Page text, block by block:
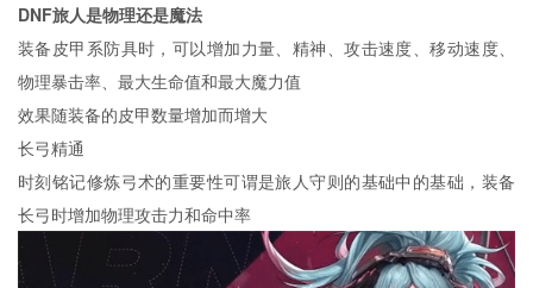
DNF旅人是物理还是魔法
装备皮甲系防具时，可以增加力量、精神、攻击速度、移动速度、
物理暴击率、最大生命值和最大魔力值
效果随装备的皮甲数量增加而增大
长弓精通
时刻铭记修炼弓术的重要性可谓是旅人守则的基础中的基础，装备
长弓时增加物理攻击力和命中率